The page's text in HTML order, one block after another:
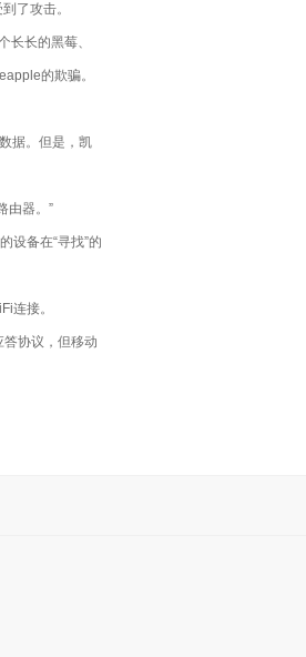
了攻击。
长长的黑莓、
的欺骗。
据。但是，凯
由器。”
设备在“寻找”的
连接。
协议，但移动